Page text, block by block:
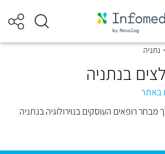
נתניה
בנתניה
מבחר רופאים העוסקים בנוירולוגיה בנתניה